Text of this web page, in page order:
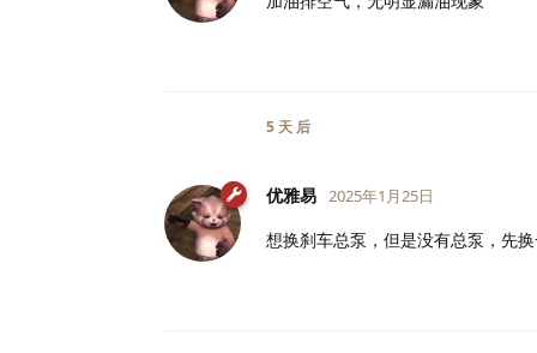
5 天 后
优雅易 2025年1月25日
想换刹车总泵，但是没有总泵，先